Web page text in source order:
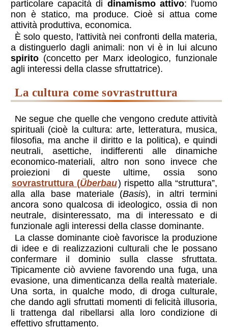
particolare capacità di dinamismo attivo: l'uomo
non è statico, ma produce. Cioè si attua come
attività produttiva, economica.
È solo questo, l'attività nei confronti della materia,
a distinguerlo dagli animali: non vi è in lui alcuno
spirito(concetto per Marx ideologico, funzionale
agli interessi della classe sfruttatrice).
la cultura come sovrastruttura
Ne segue che quelle che vengono credute attività
spirituali (cioè la cultura: arte, letteratura, musica,
filosofia, ma anche il diritto e la politica), e quindi
neutrali, asettiche, indifferenti alle dinamiche
economico-materiali, altro non sono invece che
proiezioni di queste ultime, ossia sono
sovrastruttura (Überbau) rispetto alla “struttura”,
alla alla base materiale (Basis), in altri termini
ancora sono qualcosa di ideologico, ossia di non
neutrale, disinteressato, ma di interessato e di
funzionale agli interessi della classe dominante.
La classe dominante cioè favorisce la produzione
di idee e di realizzazioni culturali che le possano
confermare il dominio sulla classe sfruttata.
Tipicamente ciò avviene favorendo una fuga, una
evasione, una dimenticanza della realtà materiale.
Una sorta, in qualche modo, di droga culturale,
che dando agli sfruttati momenti di felicità illusoria,
li trattenga dal ribellarsi alla loro condizione di
effettivo sfruttamento.